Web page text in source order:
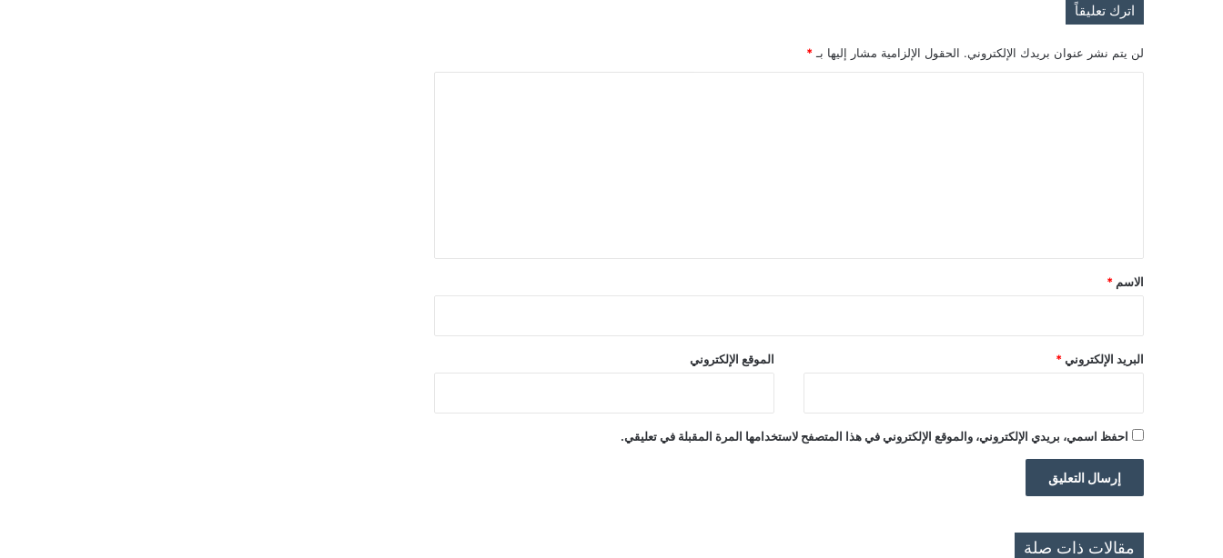
اترك تعليقاً
لن يتم نشر عنوان بريدك الإلكتروني. الحقول الإلزامية مشار إليها بـ *
*
الاسم *
البريد الإلكتروني * الموقع الإلكتروني
احفظ اسمي، بريدي الإلكتروني، والموقع الإلكتروني في هذا المتصفح لاستخدامها المرة المقبلة في تعليقي.
مقالات ذات صلة